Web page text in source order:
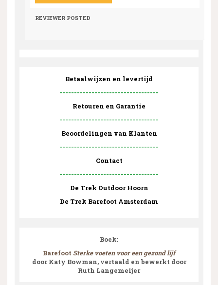
REVIEWER POSTED
Betaalwijzen en levertijd
----------------------------------
Retouren en Garantie
----------------------------------
Beoordelingen van Klanten
----------------------------------
Contact
----------------------------------
De Trek Outdoor Hoorn
De Trek Barefoot Amsterdam
Boek:
Barefoot Sterke voeten voor een gezond lijf
door Katy Bowman, vertaald en bewerkt door
Ruth Langemeijer